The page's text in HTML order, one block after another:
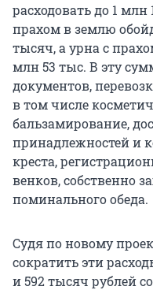
расходовать до 1
прахом в землю
тысяч, а урна с
млн 53 тыс. В эту
документов,
в том числе
бальзамирование,
принадлежностей и
креста,
венков, собственно
поминального обеда.
Судя по новому
сократить эти
и 592 тысяч рублей